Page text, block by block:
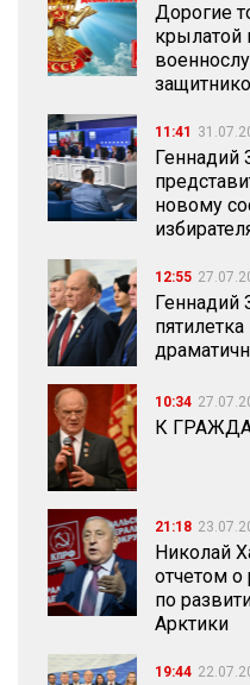
Дорогие
крылатой
11:41
новому
12:55
10:34
К
21:18
Николай
отчетом о
по
Арктики
19:44